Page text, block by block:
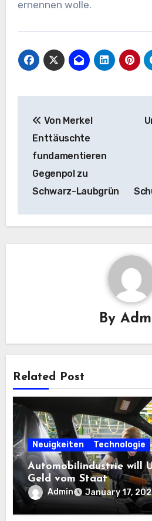
ernennen wolle.
navigation
Von Merkel
Enttäuschte
fundamentieren
Gegenpol zu
Schwarz-Laubgrün
By
Related Post
Neuigkeiten Technologie
Automobilindustrie will
Geld vom Staat
Admin January 17,